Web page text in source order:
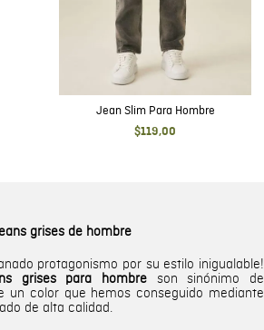
Jean Slim Para Hombre
$119,00
grises de hombre
protagonismo por su estilo inigualable!
grises para hombre son sinónimo de
un color que hemos conseguido mediante
de alta calidad.